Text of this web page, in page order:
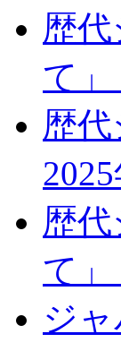
歴
て
歴
歴
て
ジ